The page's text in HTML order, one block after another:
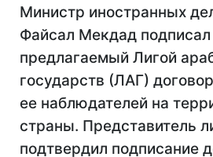
Министр иностранных
Файсал Мекдад подписал
предлагаемый Лигой
государств (ЛАГ)
ее наблюдателей на
страны. Представитель
подтвердил подписание